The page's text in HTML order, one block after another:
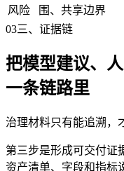
风险
围、共享边界
03三、证据链
把模型建议、
一条链路里
治理材料只有能追溯，
第三步是形成可交付证
资产清单、字段和指标